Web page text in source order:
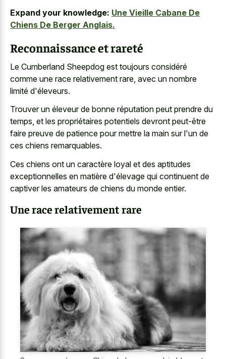
Expand your knowledge: Une Vieille Cabane De
Chiens De Berger Anglais.
Reconnaissance et rareté
Le Cumberland Sheepdog est toujours considéré
comme une race relativement rare, avec un nombre
limité d'éleveurs.
Trouver un éleveur de bonne réputation peut prendre du
temps, et les propriétaires potentiels devront peut-être
faire preuve de patience pour mettre la main sur l'un de
ces chiens remarquables.
Ces chiens ont un caractère loyal et des aptitudes
exceptionnelles en matière d'élevage qui continuent de
captiver les amateurs de chiens du monde entier.
Une race relativement rare